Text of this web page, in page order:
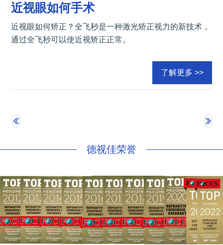
近视眼如何手术
近视眼如何矫正？全飞秒是一种激光矫正视力的新技术，
通过全飞秒可以使近视矫正正常。
了解更多 >>
德视佳荣誉